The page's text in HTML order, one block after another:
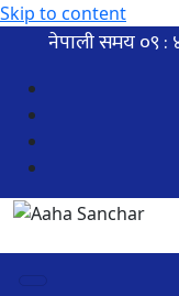
Skip to content